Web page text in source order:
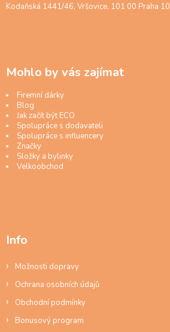
Kodaňská 1441/46, Vršovice, 101 00 Praha 10
Mohlo by vás zajímat
Firemní dárky
Blog
Jak začít být ECO
Spolupráce s dodavateli
Spolupráce s influencery
Značky
Složky a bylinky
Velkoobchod
Info
Možnosti dopravy
Ochrana osobních údajů
Obchodní podmínky
Bonusový program